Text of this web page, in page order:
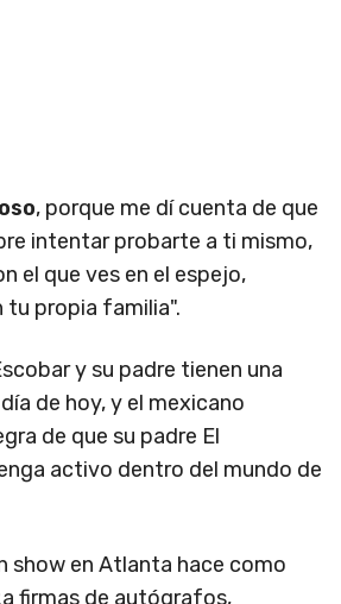
, porque me dí cuenta de que
intentar probarte a ti mismo,
el que ves en el espejo,
tu propia familia".
y su padre tienen una
de hoy, y el mexicano
de que su padre El
activo dentro del mundo de
show en Atlanta hace como
firmas de autógrafos,